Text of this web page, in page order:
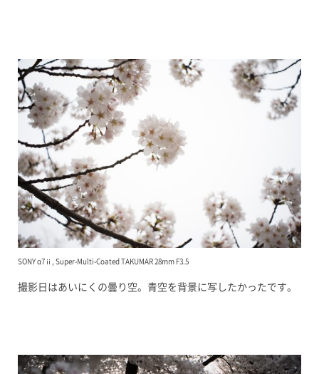
SONY α7ⅱ, Super-Multi-Coated TAKUMAR 28mm F3.5
撮影日はあいにくの曇り空。青空を背景に写したかったです。